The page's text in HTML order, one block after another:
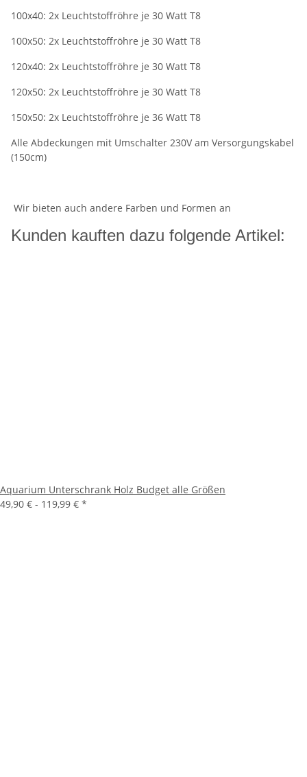
100x40: 2x Leuchtstoffröhre je 30 Watt T8
100x50: 2x Leuchtstoffröhre je 30 Watt T8
120x40: 2x Leuchtstoffröhre je 30 Watt T8
120x50: 2x Leuchtstoffröhre je 30 Watt T8
150x50: 2x Leuchtstoffröhre je 36 Watt T8
Alle Abdeckungen mit Umschalter 230V am Versorgungskabel
(150cm)
Wir bieten auch andere Farben und Formen an
Kunden kauften dazu folgende Artikel:
Aquarium Unterschrank Holz Budget alle Größen
49,90 € - 119,99 € *